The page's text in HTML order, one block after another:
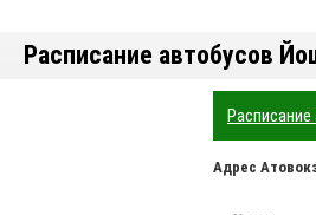
Расписание автобусов
Адрес